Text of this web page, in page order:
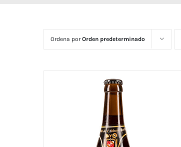
Ordena porOrden predeterminado